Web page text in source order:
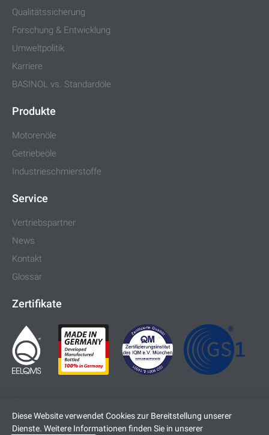
Qualitätssicherung
Forschung & Entwicklung
Umweltpolitik
Karriere
BASINOL vs. Standardöle
Produkte
Motorenöle
Getriebeöle
Industrieschmierstoffe
Service
Vertriebspartner
News
Kontakt
Glossar
Zertifikate
Diese Website verwendet Cookies zur Bereitstellung unserer
Dienste. Weitere Informationen finden Sie in unserer